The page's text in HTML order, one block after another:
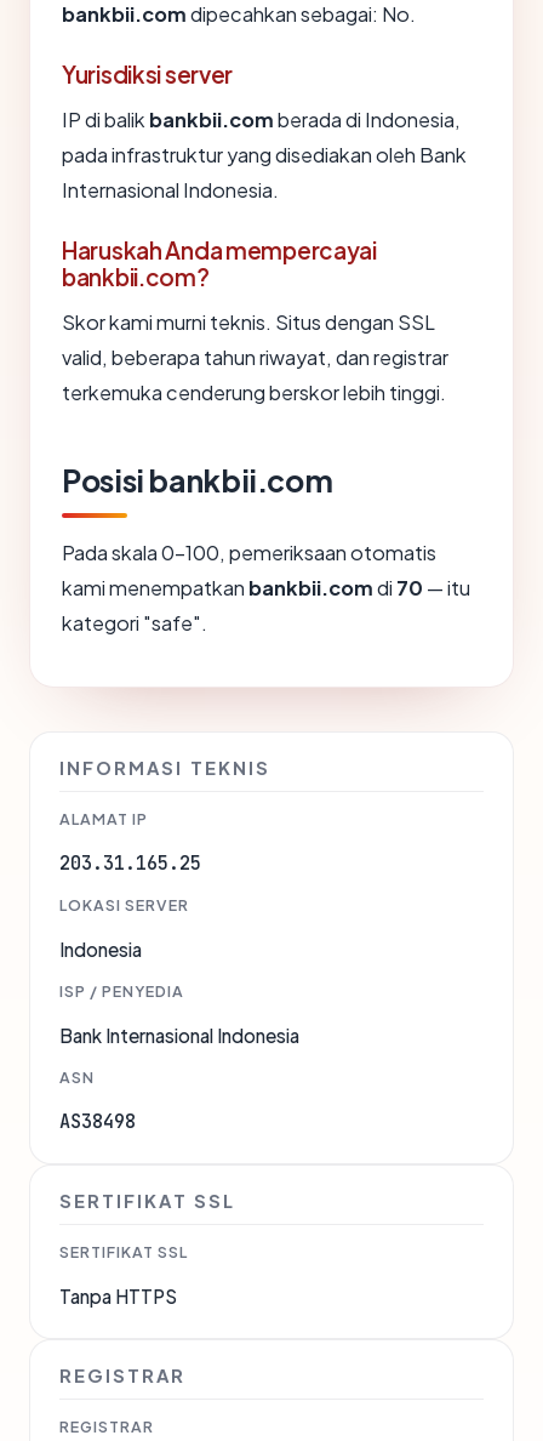
bankbii.comdipecahkan sebagai: No.
Yurisdiksi server
IP di balik bankbii.comberada di Indonesia,
pada infrastruktur yang disediakan oleh Bank
Internasional Indonesia.
Haruskah Anda mempercayai
bankbii.com?
Skor kami murni teknis. Situs dengan SSL
valid, beberapa tahun riwayat, dan registrar
terkemuka cenderung berskor lebih tinggi.
Posisi bankbii.com
Pada skala 0-100, pemeriksaan otomatis
kami menempatkan bankbii.comdi 70 — itu
kategori "safe".
INFORMASI TEKNIS
ALAMAT IP
203.31.165.25
LOKASI SERVER
Indonesia
ISP / PENYEDIA
Bank Internasional Indonesia
ASN
AS38498
SERTIFIKAT SSL
SERTIFIKAT SSL
Tanpa HTTPS
REGISTRAR
REGISTRAR